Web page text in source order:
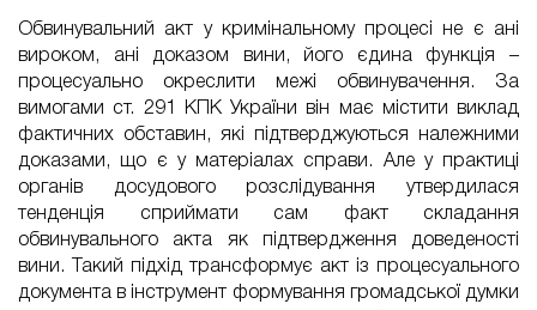
Обвинувальний акт у кримінальному процесі не є ані
вироком, ані доказом вини, його єдина функція –
процесуально окреслити межі обвинувачення. За
вимогами ст. 291 КПК України він має містити виклад
фактичних обставин, які підтверджуються належними
доказами, що є у матеріалах справи. Але у практиці
органів досудового розслідування утвердилася
тенденція сприймати сам факт складання
обвинувального акта як підтвердження доведеності
вини. Такий підхід трансформує акт із процесуального
документа в інструмент формування громадської думки